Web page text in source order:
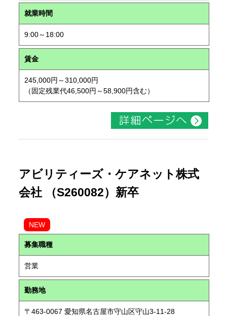
就業時間
9:00～18:00
賃金
245,000円～310,000円
（固定残業代46,500円～58,900円含む）
アビリティーズ・ケアネット株式
会社 （S260082）新卒
NEW
募集職種
営業
勤務地
〒463-0067 愛知県名古屋市守山区守山3-11-28